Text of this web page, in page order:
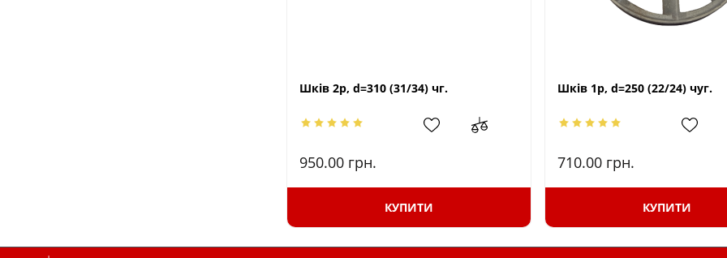
Шків 2р, d=310 (31/34) чг.
950.00 грн.
КУПИТИ
Шків 1р, d=250 (22/24) чуг.
710.00 грн.
КУПИТИ